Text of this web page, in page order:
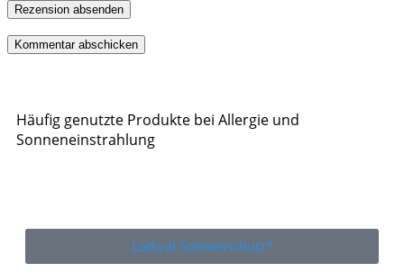
Rezension absenden
Häufig genutzte Produkte bei Allergie und
Sonneneinstrahlung
Ladival Sonnenschutz*